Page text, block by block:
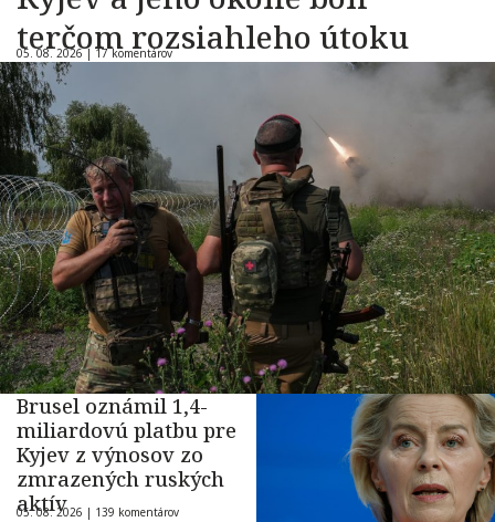
terčom rozsiahleho útoku
05. 08. 2026 | 17 komentárov
Brusel oznámil 1,4-
miliardovú platbu pre
Kyjev z výnosov zo
zmrazených ruských
aktív
05. 08. 2026 | 139 komentárov